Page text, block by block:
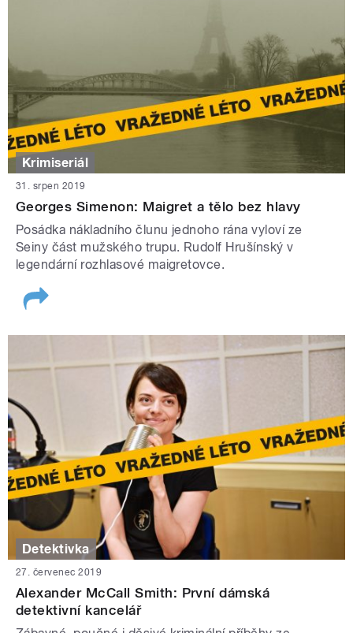
Krimiseriál
31. srpen 2019
Georges Simenon: Maigret a tělo bez hlavy
Posádka nákladního člunu jednoho rána vyloví ze
Seiny část mužského trupu. Rudolf Hrušínský v
legendární rozhlasové maigretovce.
Detektivka
27. červenec 2019
Alexander McCall Smith: První dámská
detektivní kancelář